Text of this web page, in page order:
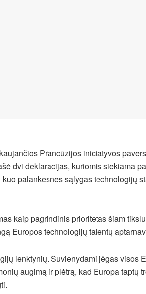
Prancūzijos iniciatyvos
dvi deklaracijas, kuriomis siekiama
palankesnes sąlygas technologijų
kaip pagrindinis prioritetas šiam
Europos technologijų talentų
lenktynių. Suvienydami jėgas visos
augimą ir plėtrą, kad Europa taptų